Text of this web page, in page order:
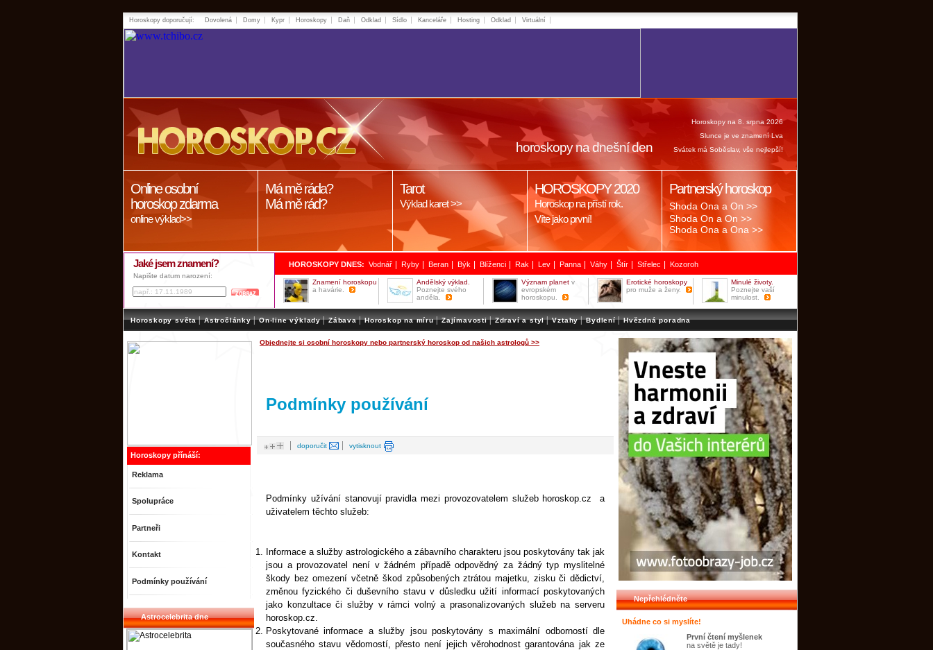
Horoskopy doporučují: Dovolená Domy Kypr Horoskopy Daň Odklad Sídlo Kanceláře Hosting Odklad Virtuální
Horoskopy na 8. srpna 2026
Slunce je ve znamení Lva
Svátek má Soběslav, vše nejlepší!
horoskopy na dnešní den
Online osobní
horoskop zdarma
online výklad>>
Má mě ráda?
Má mě rád?
Tarot
Výklad karet >>
HOROSKOPY 2020
Horoskop na přístí rok.
Víte jako první!
Partnerský horoskop
Shoda Ona a On >>
Shoda On a On >>
Shoda Ona a Ona >>
Jaké jsem znamení?
Napište datum narození:
HOROSKOPY DNES: Vodnář Ryby Beran Býk Blíženci Rak Lev Panna Váhy Štír Střelec Kozoroh
Znamení horoskopu
a havárie.
Andělský výklad.
Poznejte svého
anděla.
Význam planet v
evropském
horoskopu.
Erotické horoskopy
pro muže a ženy.
Minulé životy.
Poznejte vaší
minulost.
Horoskopy světa | Astročlánky | On-line výklady | Zábava | Horoskop na míru | Zajímavosti | Zdraví a styl | Vztahy | Bydlení | Hvězdná poradna
Horoskopy přínáší:
Reklama
Spolupráce
Partneři
Kontakt
Podmínky používání
Astrocelebrita dne
Objednejte si osobní horoskopy nebo partnerský horoskop od našich astrologů >>
Podmínky používání
| doporučit | vytisknout
Podmínky užívání stanovují pravidla mezi provozovatelem služeb horoskop.cz a
uživatelem těchto služeb:
Informace a služby astrologického a zábavního charakteru jsou poskytovány tak jak
jsou a provozovatel není v žádném případě odpovědný za žádný typ myslitelné
škody bez omezení včetně škod způsobených ztrátou majetku, zisku či dědictví,
změnou fyzického či duševního stavu v důsledku užití informací poskytovaných
jako konzultace či služby v rámci volný a prasonalizovaných služeb na serveru
horoskop.cz.
Poskytované informace a služby jsou poskytovány s maximální odborností dle
současného stavu vědomostí, přesto není jejich věrohodnost garantována jak ze
Nepřehlédněte
Uhádne co si myslíte!
První čtení myšlenek
na světě je tady!